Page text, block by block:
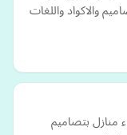
والاكواد واللغات
منازل بتصاميم